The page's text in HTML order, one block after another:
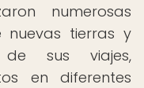
numerosas
nuevas tierras y
sus viajes,
en diferentes